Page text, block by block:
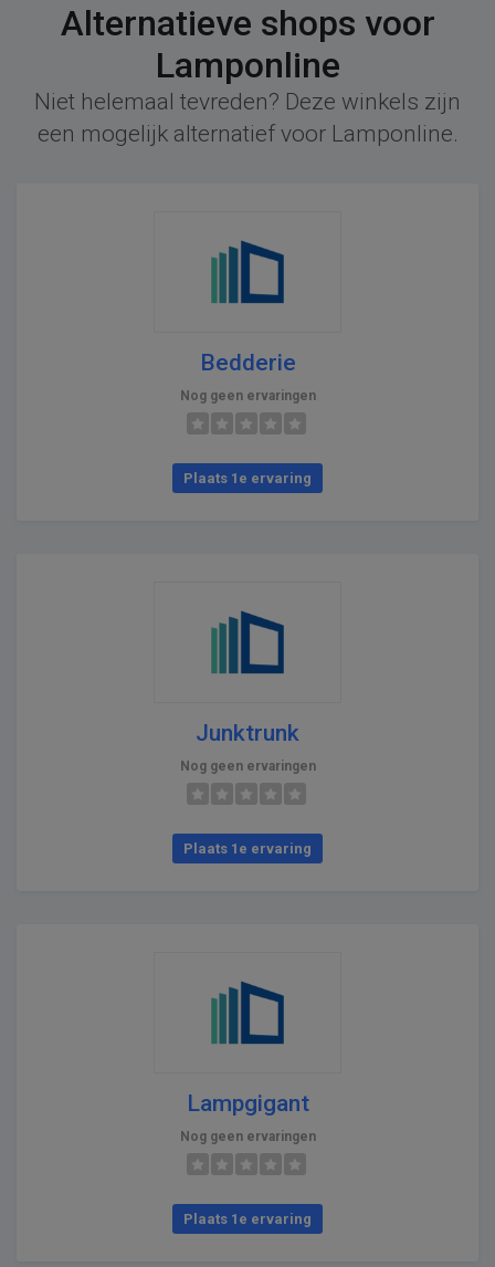
Alternatieve shops voor
Lamponline
Niet helemaal tevreden? Deze winkels zijn
een mogelijk alternatief voor Lamponline.
Bedderie
Nog geen ervaringen
Plaats 1e ervaring
Junktrunk
Nog geen ervaringen
Plaats 1e ervaring
Lampgigant
Nog geen ervaringen
Plaats 1e ervaring